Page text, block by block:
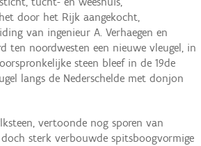
door het Rijk aangekocht,
van ingenieur A. Verhaegen en
ten noordwesten een nieuwe vleugel, in
steen bleef in de 19de
langs de Nederschelde met donjon
vertoonde nog sporen van
sterk verbouwde spitsboogvormige